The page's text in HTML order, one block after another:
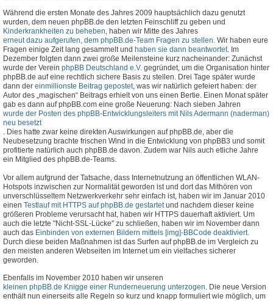
Während die ersten Monate des Jahres 2009 hauptsächlich dazu genutzt
wurden, dem neuen phpBB.de den letzten Feinschliff zu geben und
Kinderkrankheiten zu beheben, haben wir Mitte des Jahres
erneut dazu aufgerufen, dem phpBB.de-Team Fragen zu stellen. Wir haben eure
Fragen einige Zeit lang gesammelt und haben sie dann beantwortet. Im
Dezember folgten dann zwei große Meilensteine kurz nacheinander: Zunächst
wurde der Verein phpBB Deutschland e.V. gegründet, um die Organisation hinter
phpBB.de auf eine rechtlich sichere Basis zu stellen. Drei Tage später wurde
dann der einmillionste Beitrag gepostet, was wir natürlich gefeiert haben: der
Autor des „magischen“ Beitrags erhielt von uns einen Bertie. Einen Monat später
gab es dann auf phpBB.com eine große Neuerung: Nach sieben Jahren
wurde der Posten des phpBB-Entwicklungsleiters mit Nils Adermann (naderman)
neu besetzt
. Dies hatte zwar keine direkten Auswirkungen auf phpBB.de, aber die
Neubesetzung brachte frischen Wind in die Entwicklung von phpBB3 und somit
profitierte natürlich auch phpBB.de davon. Zudem war Nils auch etliche Jahre
ein Mitglied des phpBB.de-Teams.
Vor allem aufgrund der Tatsache, dass Internetnutzung an öffentlichen WLAN-
Hotspots inzwischen zur Normalität geworden ist und dort das Mithören von
unverschlüsseltem Netzwerkverkehr sehr einfach ist, haben wir im Januar 2010
einen Testlauf mit HTTPS auf phpBB.de gestartetund nachdem dieser keine
größeren Probleme verursacht hat, haben wir HTTPS dauerhaft aktiviert. Um
auch die letzte "Nicht-SSL-Lücke" zu schließen, haben wir im November dann
auch das Einbinden von externen Bildern mittels [img]-BBCode deaktiviert.
Durch diese beiden Maßnahmen ist das Surfen auf phpBB.de im Vergleich zu
den meisten anderen Webseiten im Internet um ein vielfaches sicherer
geworden.
Ebenfalls im November 2010 haben wir unseren
kleinen phpBB.de Knigge einer Runderneuerung unterzogen. Die neue Version
enthält nun einerseits alle Regeln so kurz und knapp formuliert wie möglich, um